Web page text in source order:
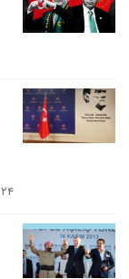
۲۴ اردیبهشت ۱۴۰۲